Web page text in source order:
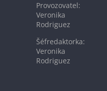
Provozovatel:
Veronika
Rodriguez
Šéfredaktorka:
Veronika
Rodriguez